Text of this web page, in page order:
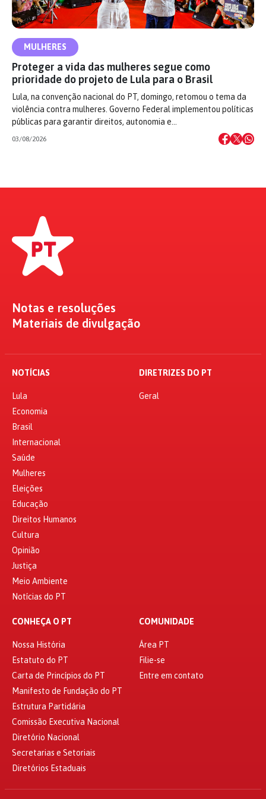
MULHERES
Proteger a vida das mulheres segue como
prioridade do projeto de Lula para o Brasil
Lula, na convenção nacional do PT, domingo, retomou o tema da
violência contra mulheres. Governo Federal implementou políticas
públicas para garantir direitos, autonomia e…
03/08/2026
Notas e resoluções
Materiais de divulgação
NOTÍCIAS
Lula
Economia
Brasil
Internacional
Saúde
Mulheres
Eleições
Educação
Direitos Humanos
Cultura
Opinião
Justiça
Meio Ambiente
Notícias do PT
DIRETRIZES DO PT
Geral
CONHEÇA O PT
Nossa História
Estatuto do PT
Carta de Princípios do PT
Manifesto de Fundação do PT
Estrutura Partidária
Comissão Executiva Nacional
Diretório Nacional
Secretarias e Setoriais
Diretórios Estaduais
COMUNIDADE
Área PT
Filie-se
Entre em contato